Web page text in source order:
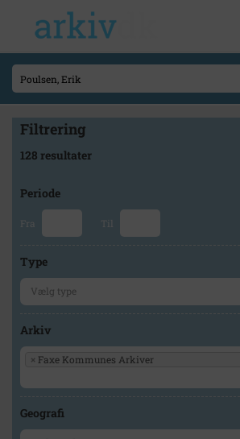
Filtrering
128 resultater
Periode
Fra Til
Type
Arkiv
× Faxe Kommunes Arkiver
Geografi